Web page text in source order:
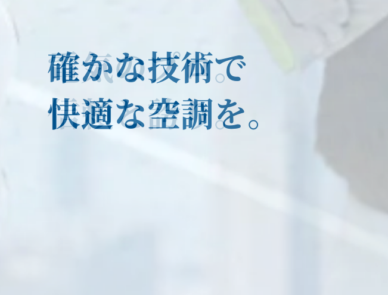
電気のプロ。
信頼と誇り。
確かな技術で
快適な空調を。